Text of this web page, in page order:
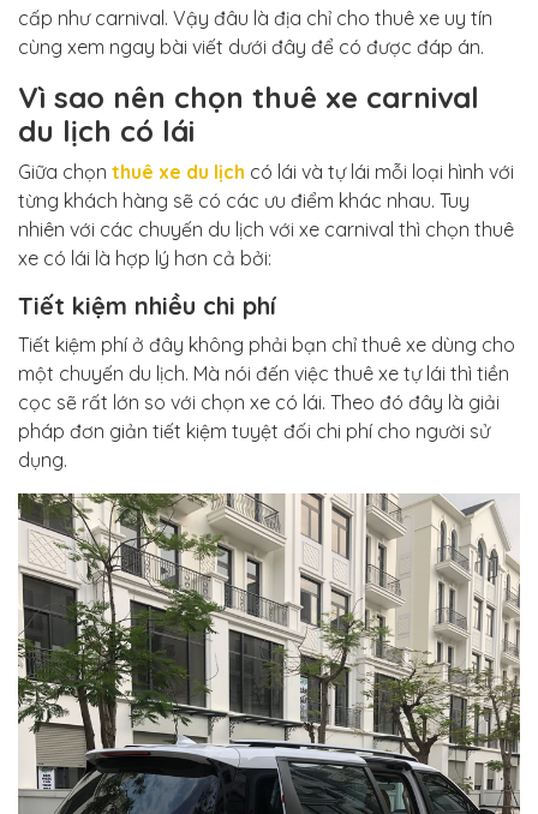
cấp như carnival. Vậy đâu là địa chỉ cho thuê xe uy tín
cùng xem ngay bài viết dưới đây để có được đáp án.
Vì sao nên chọn thuê xe carnival
du lịch có lái
Giữa chọn thuê xe du lịch có lái và tự lái mỗi loại hình với
từng khách hàng sẽ có các ưu điểm khác nhau. Tuy
nhiên với các chuyến du lịch với xe carnival thì chọn thuê
xe có lái là hợp lý hơn cả bởi:
Tiết kiệm nhiều chi phí
Tiết kiệm phí ở đây không phải bạn chỉ thuê xe dùng cho
một chuyến du lịch. Mà nói đến việc thuê xe tự lái thì tiền
cọc sẽ rất lớn so với chọn xe có lái. Theo đó đây là giải
pháp đơn giản tiết kiệm tuyệt đối chi phí cho người sử
dụng.